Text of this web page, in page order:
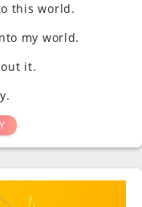
this world.
my world.
it.